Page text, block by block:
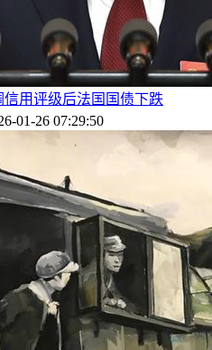
用评级后法国国债下跌
01-26 07:29:50